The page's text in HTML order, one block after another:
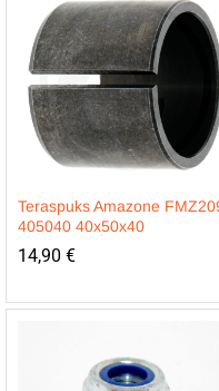
Teraspuks Amazone
405040 40x50x40
14,90 €